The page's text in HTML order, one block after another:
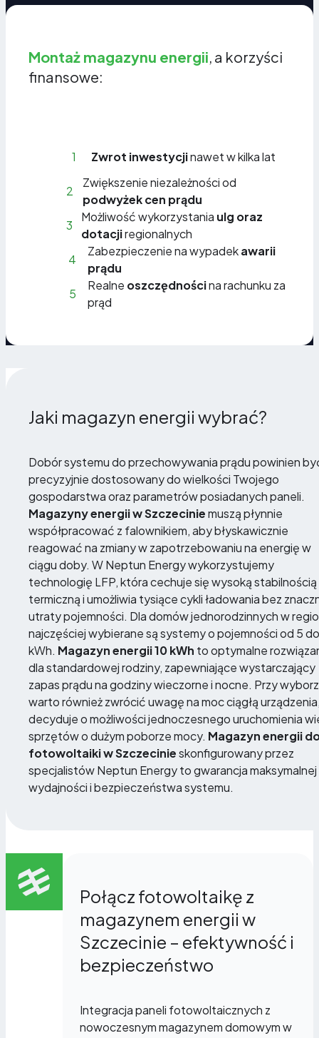
Montaż magazynu energii, a korzyści
finansowe:
1 Zwrot inwestycjinawet w kilka lat
2
Zwiększenie niezależności od
podwyżek cen prądu
3
Możliwość wykorzystania ulg oraz
dotacjiregionalnych
4
Zabezpieczenie na wypadekawarii
prądu
5
Realne oszczędnościna rachunku za
prąd
Jaki magazyn energii wybrać?
Dobór systemu do przechowywania prądu powinien
precyzyjnie dostosowany do wielkości Twojego
gospodarstwa oraz parametrów posiadanych paneli.
Magazyny energii w Szczeciniemuszą płynnie
współpracować z falownikiem, aby błyskawicznie
reagować na zmiany w zapotrzebowaniu na energię w
ciągu doby. W Neptun Energy wykorzystujemy
technologię LFP, która cechuje się wysoką stabilnością
termiczną i umożliwia tysiące cykli ładowania bez
utraty pojemności. Dla domów jednorodzinnych w
najczęściej wybierane są systemy o pojemności od 5
kWh. Magazyn energii 10 kWh to optymalne
dla standardowej rodziny, zapewniające wystarczający
zapas prądu na godziny wieczorne i nocne. Przy
warto również zwrócić uwagę na moc ciągłą
decyduje o możliwości jednoczesnego uruchomienia
sprzętów o dużym poborze mocy. Magazyn energii
fotowoltaiki w Szczecinieskonfigurowany przez
specjalistów Neptun Energy to gwarancja maksymalnej
wydajności i bezpieczeństwa systemu.
Połącz fotowoltaikę z
magazynem energii w
Szczecinie – efektywność i
bezpieczeństwo
Integracja paneli fotowoltaicznych z
nowoczesnym magazynem domowym w